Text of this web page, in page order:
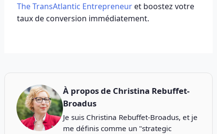
The TransAtlantic Entrepreneuret boostez votre
taux de conversion immédiatement.
À propos de Christina Rebuffet-
Broadus
Je suis Christina Rebuffet-Broadus, et je
me définis comme un "strategic